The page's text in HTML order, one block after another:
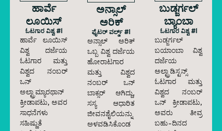
ಹಾರ್ವೆ
ಲೂಯಿಸ್
ಓಟಗಾರ ವಿಶ್ವ #1
ಹಾರ್ವೆ ಲೂಯಿಸ್
ವಿಶ್ವ ದರ್ಜೆಯ
ಓಟಗಾರ ಮತ್ತು
ವಿಶ್ವದ ನಂಬರ್
ಒನ್
ಅಲ್ಟ್ರಾಮ್ಯಾರಥಾನ್
ಕ್ರೀಡಾಪಟು, ಅವರ
ಸಾಧನೆಗಳು
ಸಹಿಷ್ಣುತೆ
ಅನ್ಸಾಲ್
ಅರಿಕ್
ಫೈಟರ್ ವರ್ಲ್ಡ್ #1
ಅನ್ಸಾಲ್ ಅರಿಕ್
ಒಬ್ಬ ವಿಶ್ವ ದರ್ಜೆಯ
ಹೋರಾಟಗಾರ
ಮತ್ತು ವಿಶ್ವದ
ನಂಬರ್ ಒನ್
ಬಾಕ್ಸರ್ ಆಗಿದ್ದು,
ಸಸ್ಯ ಆಧಾರಿತ
ಜೀವನಶೈಲಿಯನ್ನು
ಅಳವಡಿಸಿಕೊಂಡ
ಬುಡ್ಜರ್ಗಲ್
ಬ್ಯಾಂಬಾ
ಓಟಗಾರ ವಿಶ್ವ #1
ಬುಡ್ಜರ್ಗಲ್
ಬಯಾಂಬಾ ವಿಶ್ವ
ದರ್ಜೆಯ
ಅಲ್ಟ್ರಾಡಿಸ್ಟನ್ಸ್
ಓಟಗಾರ ಮತ್ತು
ವಿಶ್ವದ ನಂಬರ್
ಒನ್ ಕ್ರೀಡಾಪಟು,
ಅವರು ತೀವ್ರ
ಬಹು-ದಿನದ